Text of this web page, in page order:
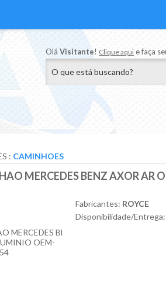
Olá Visitante! Clique aqui e faça
: CAMINHOES
MERCEDES BENZ AXOR
Fabricantes: ROYCE
Disponibilidade/